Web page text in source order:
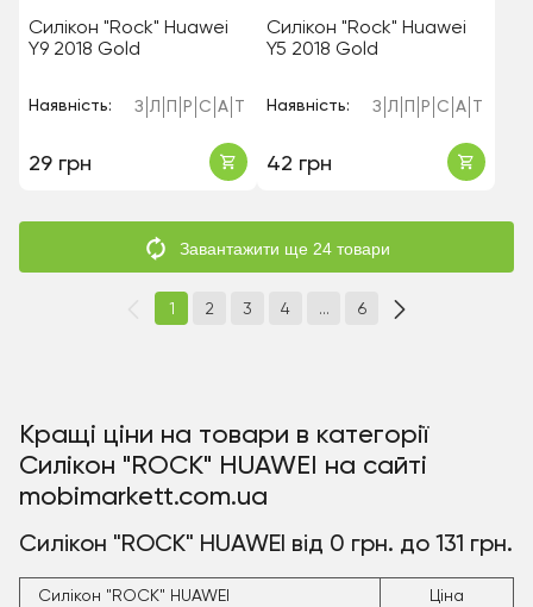
Силікон "Rock" Huawei
Y9 2018 Gold
Наявність: З Л Р С А
29 грн
Силікон "Rock" Huawei
Y5 2018 Gold
Наявність: З Л Р С А
42 грн
Завантажити ще 24 товари
1 2 3 4 ... 6
Кращі ціни на товари в категорії
Силікон "ROCK" HUAWEI на сайті
mobimarkett.com.ua
Силікон "ROCK" HUAWEI від 0 грн. до 131 грн.
Силікон "ROCK" HUAWEI Ціна